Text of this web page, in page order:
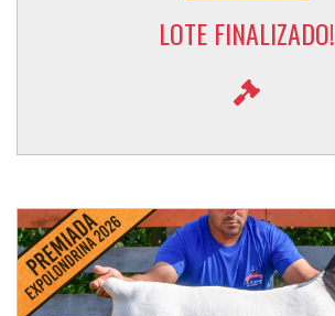
LOTE FINALIZADO!